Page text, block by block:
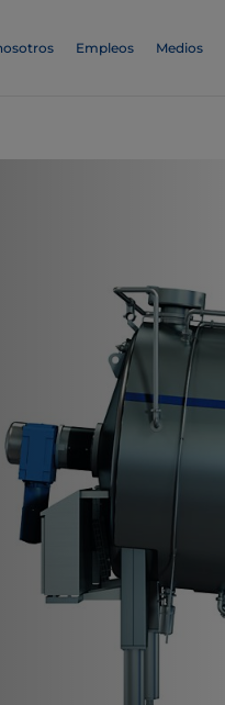
Empleos Medios